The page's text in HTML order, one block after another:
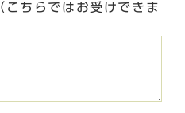
こちらではお受けできま